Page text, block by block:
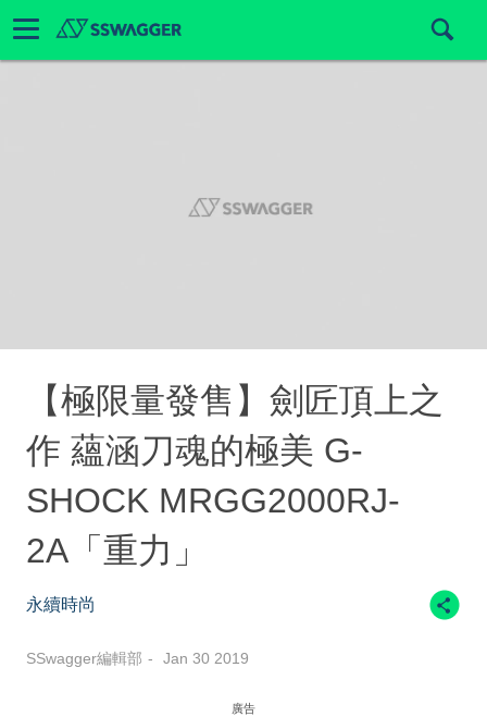
【極限量發售】劍匠頂上之
作 蘊涵刀魂的極美 G-
SHOCK MRGG2000RJ-
2A「重力」
永續時尚
SSwagger編輯部 Jan 30 2019
廣告